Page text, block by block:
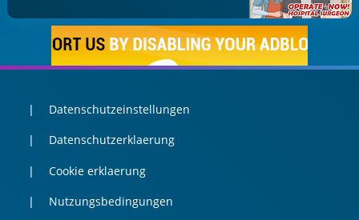
Datenschutzeinstellungen
Datenschutzerklaerung
Cookie erklaerung
Nutzungsbedingungen